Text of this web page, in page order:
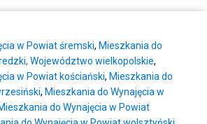
w Powiat śremski, Mieszkania do
Województwo wielkopolskie,
w Powiat kościański, Mieszkania do
, Mieszkania do Wynajęcia w
do Wynajęcia w Powiat